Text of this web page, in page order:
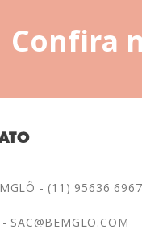
Confira
- (11) 95636 6967
SAC@BEMGLO.COM